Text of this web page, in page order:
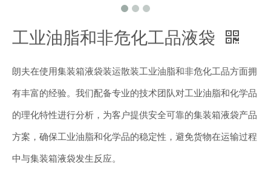
工业油脂和非危化工品液袋
朗夫在使用集装箱液袋装运散装工业油脂和非危化工品方面拥
有丰富的经验。我们配备专业的技术团队对工业油脂和化学品
的理化特性进行分析，为客户提供安全可靠的集装箱液袋产品
方案，确保工业油脂和化学品的稳定性，避免货物在运输过程
中与集装箱液袋发生反应。